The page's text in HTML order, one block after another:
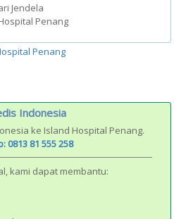
Jendela
Penang
Penang
Indonesia
ke Island Hospital Penang.
0813 81 555 258
kami dapat membantu: